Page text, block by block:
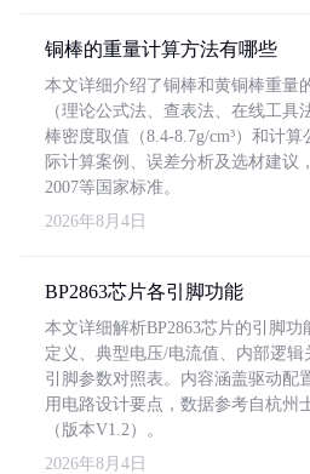
铜棒的重量计算方法有哪些
本文详细介绍了铜棒和黄铜棒重量
（理论公式法、查表法、在线工具
棒密度取值（8.4-8.7g/cm³）和计
际计算案例、误差分析及选材建议
2007等国家标准。
2026年8月4日
BP2863芯片各引脚功能
本文详细解析BP2863芯片的引脚
定义、典型电压/电流值、内部逻
引脚参数对照表。内容涵盖驱动配
用电路设计要点，数据参考自杭州
（版本V1.2）。
2026年8月4日